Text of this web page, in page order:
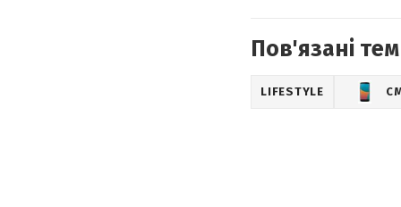
Пов'язані
LIFESTYLE